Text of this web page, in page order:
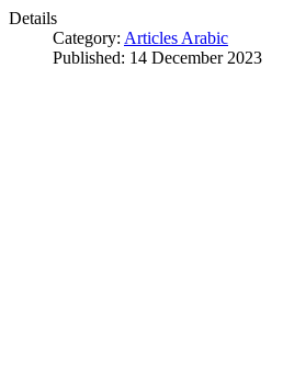
Details
Category: Articles Arabic
Published: 14 December 2023